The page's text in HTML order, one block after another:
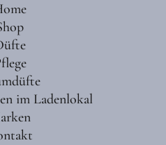
im Ladenlokal